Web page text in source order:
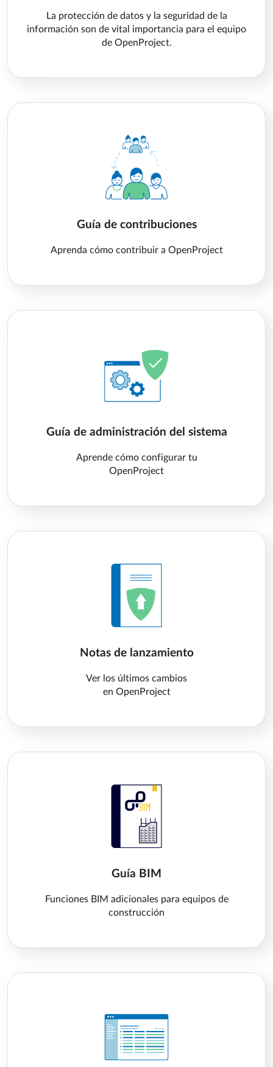
La protección de datos y la seguridad de la
información son de vital importancia para el equipo
de OpenProject.
Guía de contribuciones
Aprenda cómo contribuir a OpenProject
Guía de administración del sistema
Aprende cómo configurar tu
OpenProject
Notas de lanzamiento
Ver los últimos cambios
en OpenProject
Guía BIM
Funciones BIM adicionales para equipos de
construcción